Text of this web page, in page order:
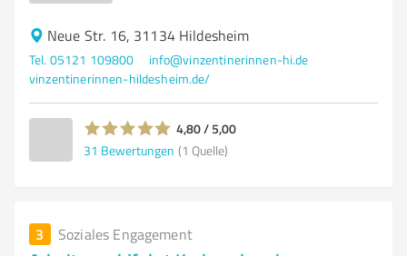
Neue Str. 16, 31134 Hildesheim
Tel. 05121 109800
info@vinzentinerinnen-hi.de
vinzentinerinnen-hildesheim.de/
4,80 / 5,00
31 Bewertungen (1 Quelle)
3 Soziales Engagement